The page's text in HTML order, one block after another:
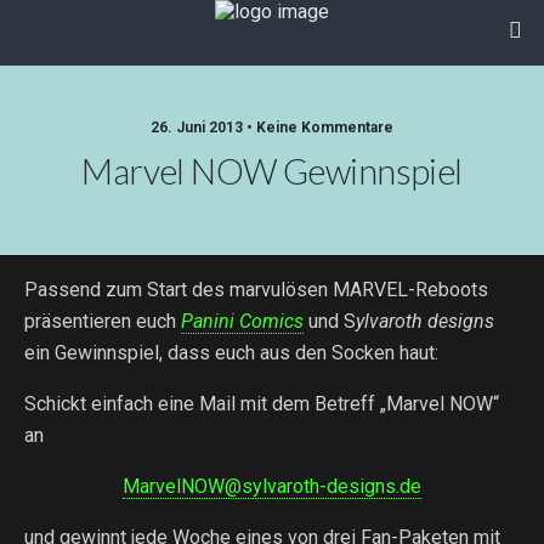
26. Juni 2013 • Keine Kommentare
Marvel NOW Gewinnspiel
Passend zum Start des marvulösen MARVEL-Reboots
präsentieren euch Panini Comics und Sylvaroth designs
ein Gewinnspiel, dass euch aus den Socken haut:
Schickt einfach eine Mail mit dem Betreff „Marvel NOW“
an
MarvelNOW@sylvaroth-designs.de
und gewinnt jede Woche eines von drei Fan-Paketen mit